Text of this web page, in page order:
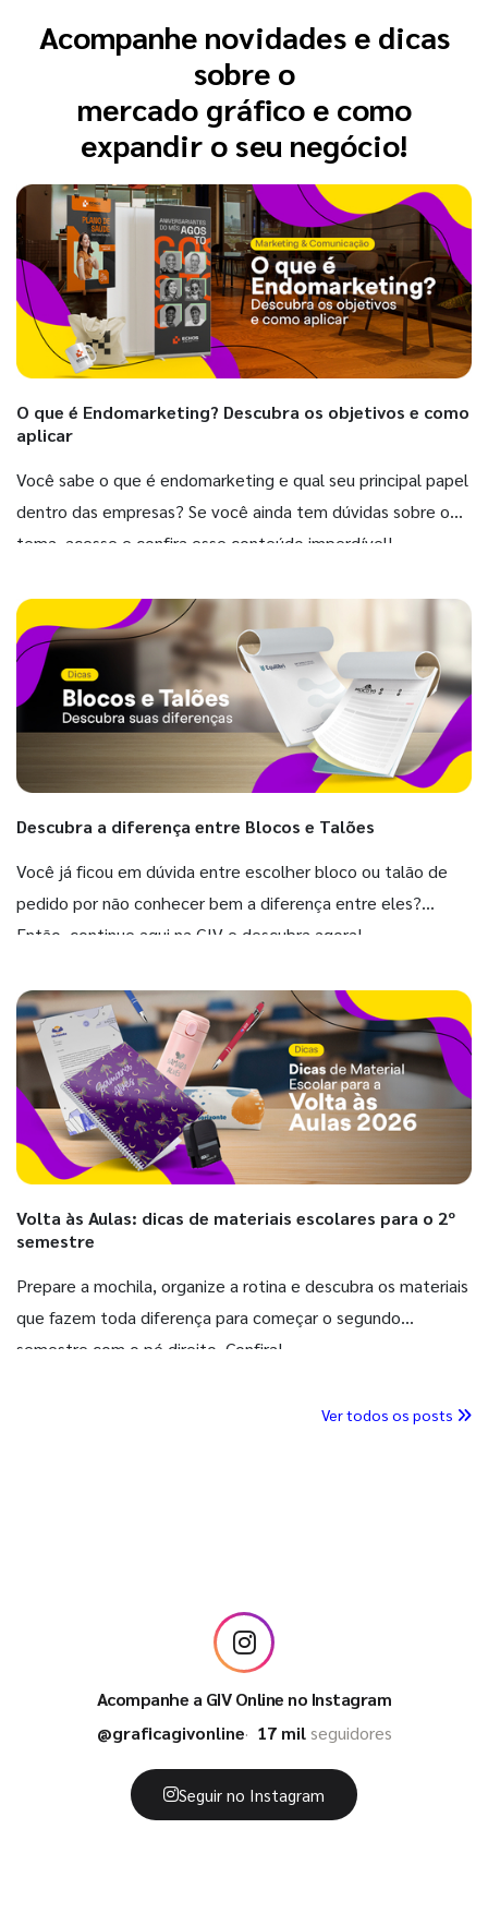
Acompanhe novidades e dicas
sobre o
mercado gráfico e como
expandir o seu negócio!
O que é Endomarketing? Descubra os objetivos e como
aplicar
Você sabe o que é endomarketing e qual seu principal papel
dentro das empresas? Se você ainda tem dúvidas sobre o
tema, acesse e confira esse conteúdo imperdível!
Descubra a diferença entre Blocos e Talões
Você já ficou em dúvida entre escolher bloco ou talão de
pedido por não conhecer bem a diferença entre eles?
Então, continue aqui na GIV e descubra agora!
Volta às Aulas: dicas de materiais escolares para o 2º
semestre
Prepare a mochila, organize a rotina e descubra os materiais
que fazem toda diferença para começar o segundo
semestre com o pé direito. Confira!
Ver todos os posts
Acompanhe a GIV Online no Instagram
@graficagivonline
17 milseguidores
Seguir no Instagram